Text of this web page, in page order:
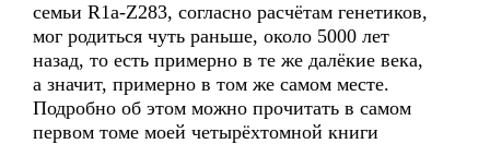
семьи R1a-Z283, согласно расчётам генетиков,
мог родиться чуть раньше, около 5000 лет
назад, то есть примерно в те же далёкие века,
а значит, примерно в том же самом месте.
Подробно об этом можно прочитать в самом
первом томе моей четырёхтомной книги